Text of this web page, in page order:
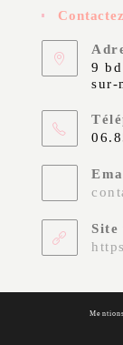
9
sur-
Site